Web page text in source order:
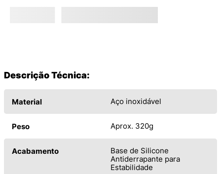
Descrição Técnica:
Material Aço inoxidável
Peso Aprox. 320g
Acabamento
Base de Silicone
Antiderrapante para
Estabilidade